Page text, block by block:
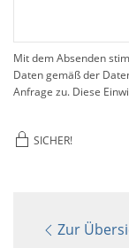
Mit dem Absenden
Daten gemäß der
Anfrage zu. Diese
SICHER!
Zur